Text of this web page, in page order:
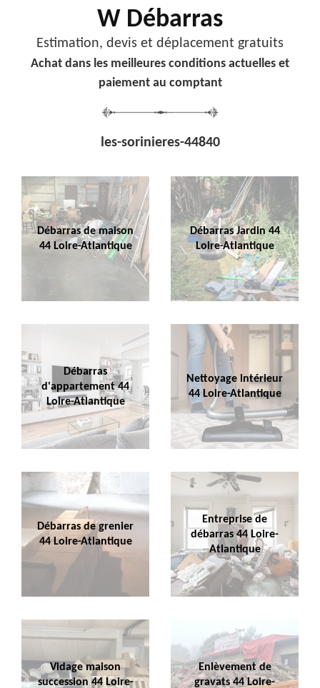
W Débarras
Estimation, devis et déplacement gratuits
Achat dans les meilleures conditions actuelles et
paiement au comptant
les-sorinieres-44840
Débarras de maison
44 Loire-Atlantique
Débarras Jardin 44
Loire-Atlantique
Débarras
d'appartement 44
Loire-Atlantique
Nettoyage intérieur
44 Loire-Atlantique
Débarras de grenier
44 Loire-Atlantique
Entreprise de
débarras 44 Loire-
Atlantique
Vidage maison
succession 44 Loire-
Enlèvement de
gravats 44 Loire-